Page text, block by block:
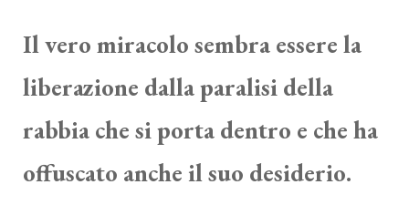
Il vero miracolo sembra essere la
liberazione dalla paralisi della
rabbia che si porta dentro e che ha
offuscato anche il suo desiderio.